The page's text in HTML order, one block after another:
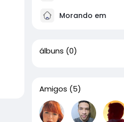
Morando em
álbuns (0)
Amigos (5)